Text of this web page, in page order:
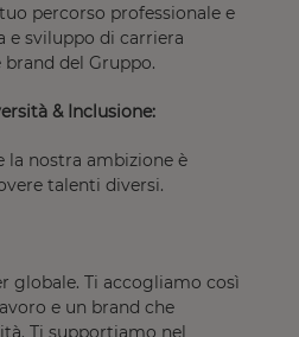
percorso professionale e
e sviluppo di carriera
del Gruppo.
& Inclusione:
la nostra ambizione è
talenti diversi.
globale. Ti accogliamo così
e un brand che
Ti supportiamo nel